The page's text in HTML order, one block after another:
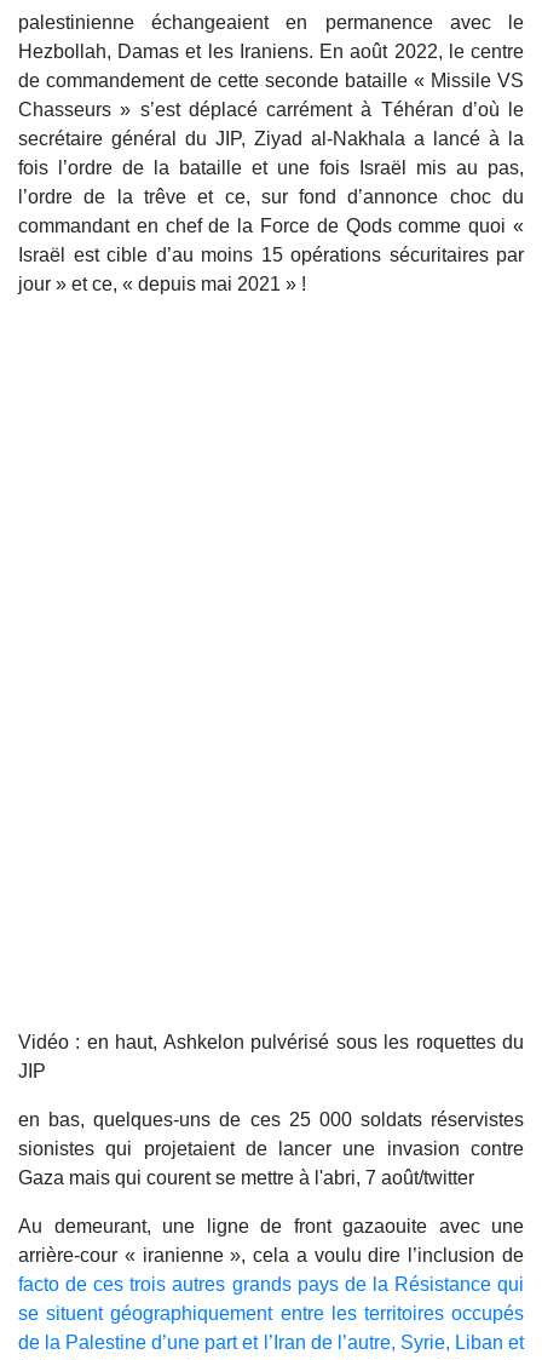
palestinienne échangeaient en permanence avec le
Hezbollah, Damas et les Iraniens. En août 2022, le centre
de commandement de cette seconde bataille « Missile VS
Chasseurs » s’est déplacé carrément à Téhéran d’où le
secrétaire général du JIP, Ziyad al-Nakhala a lancé à la
fois l’ordre de la bataille et une fois Israël mis au pas,
l’ordre de la trêve et ce, sur fond d’annonce choc du
commandant en chef de la Force de Qods comme quoi «
Israël est cible d’au moins 15 opérations sécuritaires par
jour » et ce, « depuis mai 2021 » !
Vidéo : en haut, Ashkelon pulvérisé sous les roquettes du
JIP
en bas, quelques-uns de ces 25 000 soldats réservistes
sionistes qui projetaient de lancer une invasion contre
Gaza mais qui courent se mettre à l'abri, 7 août/twitter
Au demeurant, une ligne de front gazaouite avec une
arrière-cour « iranienne », cela a voulu dire l’inclusion de
facto de ces trois autres grands pays de la Résistance qui
se situent géographiquement entre les territoires occupés
de la Palestine d’une part et l’Iran de l’autre, Syrie, Liban et